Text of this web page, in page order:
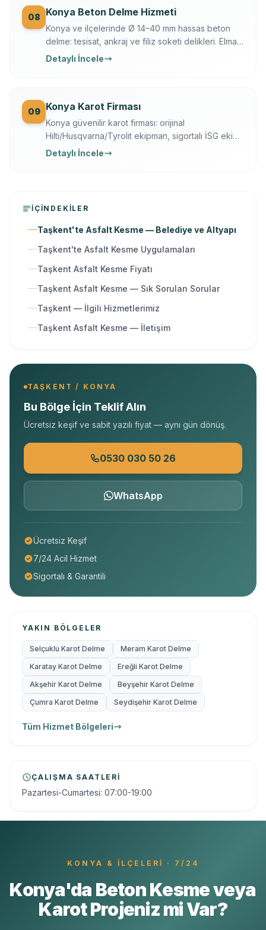
08 Konya Beton Delme Hizmeti
Konya ve ilçelerinde Ø 14–40 mm hassas beton
delme: tesisat, ankraj ve filiz soketi delikleri. Elmas
karot + darbeli teknik, Ferroscan ile donatı
Detaylı İncele
09 Konya Karot Firması
Konya güvenilir karot firması: orijinal
Hilti/Husqvarna/Tyrolit ekipman, sigortalı İSG ekip,
yazılı garanti, 7/24 ücretsiz keşif. Karot delme,
Detaylı İncele
İÇINDEKILER
Taşkent'te Asfalt Kesme — Belediye ve Altyapı
Taşkent'te Asfalt Kesme Uygulamaları
Taşkent Asfalt Kesme Fiyatı
Taşkent Asfalt Kesme — Sık Sorulan Sorular
Taşkent — İlgili Hizmetlerimiz
Taşkent Asfalt Kesme — İletişim
TAŞKENT / KONYA
Bu Bölge İçin Teklif Alın
Ücretsiz keşif ve sabit yazılı fiyat — aynı gün dönüş.
0530 030 50 26
WhatsApp
Ücretsiz Keşif
7/24 Acil Hizmet
Sigortalı & Garantili
YAKIN BÖLGELER
Selçuklu Karot Delme
Meram Karot Delme
Karatay Karot Delme
Ereğli Karot Delme
Akşehir Karot Delme
Beyşehir Karot Delme
Çumra Karot Delme
Seydişehir Karot Delme
Tüm Hizmet Bölgeleri
ÇALIŞMA SAATLERI
Pazartesi-Cumartesi: 07:00-19:00
KONYA & İLÇELERI · 7/24
Konya'da Beton Kesme veya
Karot Projeniz mi Var?